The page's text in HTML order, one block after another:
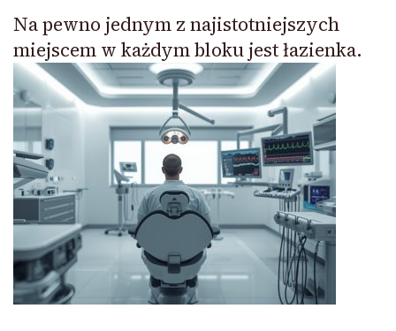
Na pewno jednym z najistotniejszych
miejscem w każdym bloku jest łazienka.